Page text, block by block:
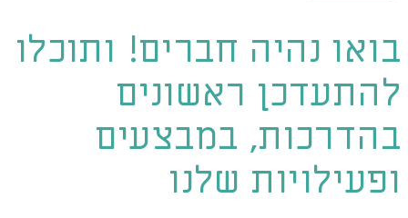
בואו נהיה חברים! ותוכלו
להתעדכן ראשונים
בהדרכות, במבצעים
ופעילויות שלנו